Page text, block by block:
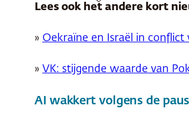
Lees ook het andere kort
» Oekraïne en Israël in conflict
» VK: stijgende waarde van
AI wakkert volgens de